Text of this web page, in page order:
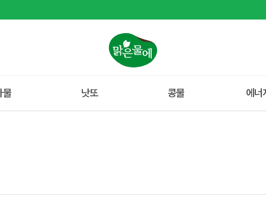
물 낫또 콩물 에너